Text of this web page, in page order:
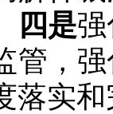
四是
管，
落实